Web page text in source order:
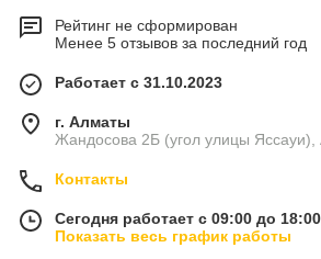
Рейтинг не сформирован
Менее 5 отзывов за последний год
Работает с 31.10.2023
г. Алматы
Жандосова 2Б (угол улицы Яссауи),
Контакты
Сегодня работает с 09:00 до 18:00
Показать весь график работы